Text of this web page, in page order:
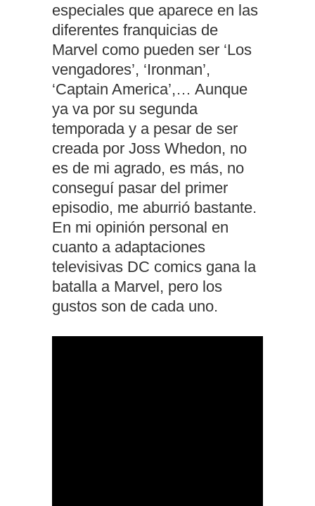
especiales que aparece en las
diferentes franquicias de
Marvel como pueden ser ‘Los
vengadores’, ‘Ironman’,
‘Captain America’,… Aunque
ya va por su segunda
temporada y a pesar de ser
creada por Joss Whedon, no
es de mi agrado, es más, no
conseguí pasar del primer
episodio, me aburrió bastante.
En mi opinión personal en
cuanto a adaptaciones
televisivas DC comics gana la
batalla a Marvel, pero los
gustos son de cada uno.